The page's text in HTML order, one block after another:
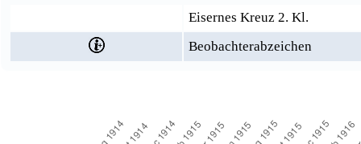
Eisernes Kreuz 2. Kl.
Beobachterabzeichen